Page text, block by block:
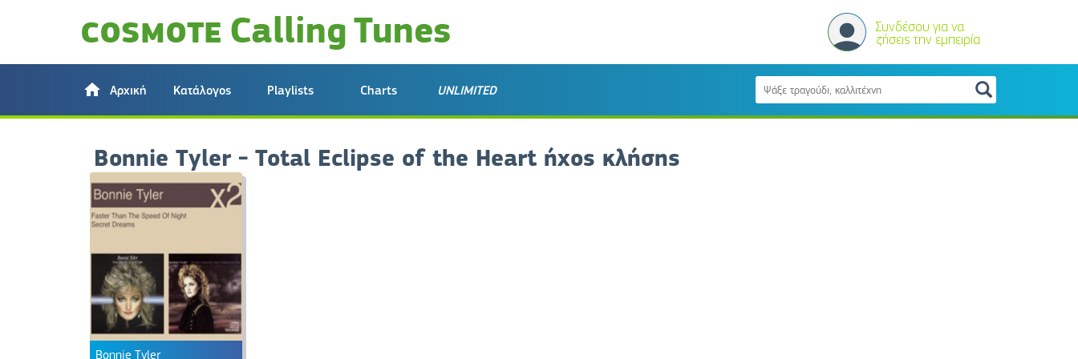
Συνδέσου για να
ζήσεις την εμπειρία
Αρχική Κατάλογος Playlists Charts UNLIMITED
Bonnie Tyler - Total Eclipse of the Heart ήχος κλήσης
Bonnie Tyler